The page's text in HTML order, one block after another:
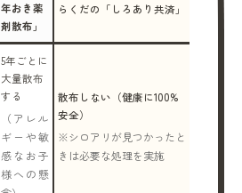
年おき薬
剤散布」
らくだの「しろあり共済」
5年ごとに
大量散布
する
（アレル
ギーや敏
感なお子
様への懸
散布しない（健康に100%
安全）
※シロアリが見つかったと
きは必要な処理を実施